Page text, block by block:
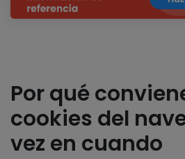
Por qué
cookies del
vez en cuando